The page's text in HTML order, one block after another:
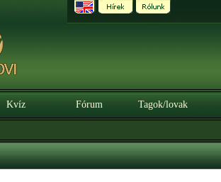
Kvíz Fórum Tagok/lovak